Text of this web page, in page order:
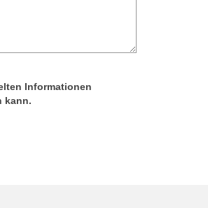
Informationen
kann.